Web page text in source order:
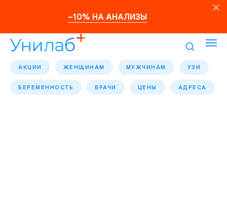
–10% НА АНАЛИЗЫ
АКЦИИ ЖЕНЩИНАМ МУЖЧИНАМ УЗИ
БЕРЕМЕННОСТЬ ВРАЧИ ЦЕНЫ АДРЕСА